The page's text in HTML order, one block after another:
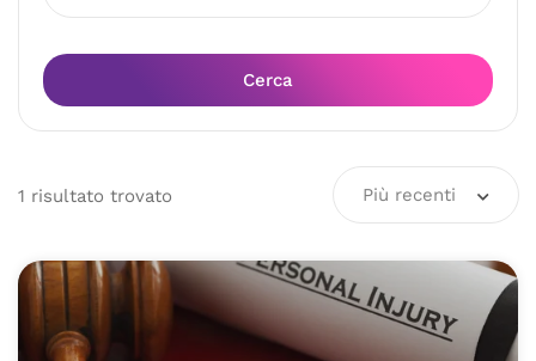
Cerca
1 risultato trovato Più recenti